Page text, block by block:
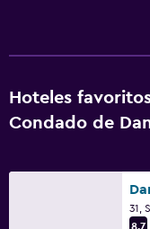
Hoteles
Condado de
8,7